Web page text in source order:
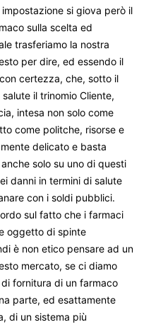
si giova però il
sulla scelta ed
trasferiamo la nostra
per dire, ed essendo il
certezza, che, sotto il
il trinomio Cliente,
intesa non solo come
come politche, risorse e
delicato e basta
solo su uno di questi
danni in termini di salute
con i soldi pubblici.
sul fatto che i farmaci
oggetto di spinte
è non etico pensare ad un
mercato, se ci diamo
fornitura di un farmaco
parte, ed esattamente
di un sistema più